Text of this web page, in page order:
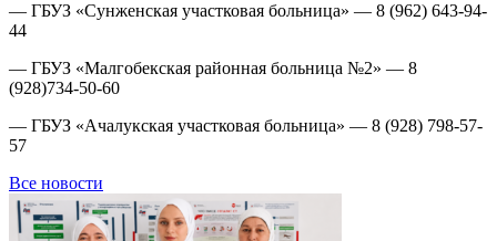
— ГБУЗ «Сунженская участковая больница» — 8 (962) 643-94-
44
— ГБУЗ «Малгобекская районная больница №2» — 8
(928)734-50-60
— ГБУЗ «Ачалукская участковая больница» — 8 (928) 798-57-
57
Все новости